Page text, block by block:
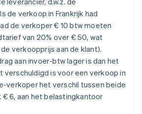
de verkoop in Frankrijk had
de verkoper € 10 btw moeten
van 20% over € 50, wat
verkoopprijs aan de klant).
aan invoer-btw lager is dan het
verschuldigd is voor een verkoop in
verkoper het verschil tussen beide
€ 6, aan het belastingkantoor